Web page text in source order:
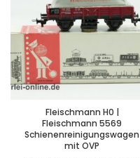
Fleischmann H0 |
Fleischmann 5569
Schienenreinigungswagen
mit OVP